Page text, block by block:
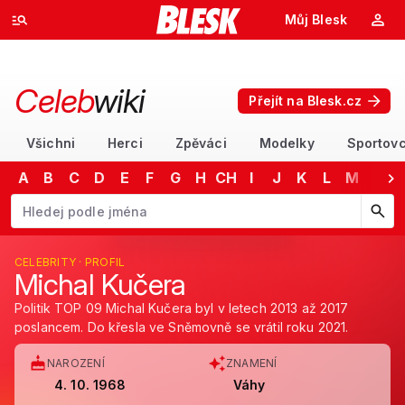
Můj Blesk
Celebwiki Přejít na Blesk.cz
Všichni Herci Zpěváci Modelky
A B C D E F G H CH I J K L M
Začněte psát jméno. Šipkami dolů a nahoru procházejte návrhy,
CELEBRITY · PROFIL
Michal Kučera
Politik TOP 09 Michal Kučera byl v letech 2013 až 2017
poslancem. Do křesla ve Sněmovně se vrátil roku 2021.
NAROZENÍ
4. 10. 1968
ZNAMENÍ
Váhy